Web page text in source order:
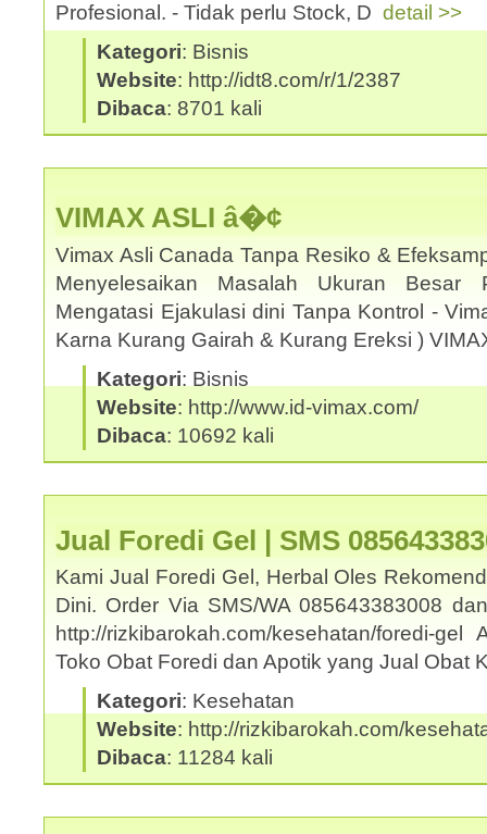
Profesional. - Tidak perlu Stock, D detail >>
Kategori: Bisnis
Website: http://idt8.com/r/1/2387
Dibaca: 8701 kali
VIMAX ASLI â�¢
Vimax Asli Canada Tanpa Resiko &
Menyelesaikan Masalah Ukuran
Mengatasi Ejakulasi dini Tanpa Kontrol -
Karna Kurang Gairah & Kurang Ereksi )
Kategori: Bisnis
Website: http://www.id-vimax.com/
Dibaca: 10692 kali
Jual Foredi Gel | SMS
Kami Jual Foredi Gel, Herbal Oles
Dini. Order Via SMS/WA 085643383008
http://rizkibarokah.com/kesehatan/foredi-
Toko Obat Foredi dan Apotik yang Jual Obat
Kategori: Kesehatan
Website: http://rizkibarokah.com/
Dibaca: 11284 kali